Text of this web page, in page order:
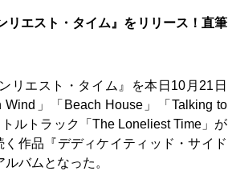
リエスト・タイム』をリリース！直筆
リエスト・タイム』を本日10月21日
」「Beach House」「Talking to
ルトラック「The Loneliest Time」が
作品『デディケイティッド・サイド
バムとなった。